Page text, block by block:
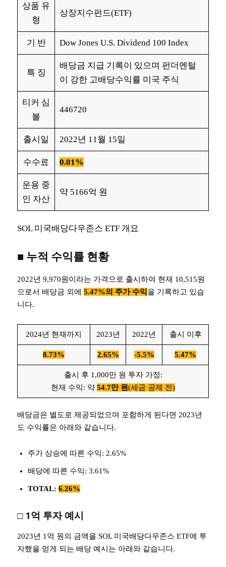
상품 유
형
상장지수펀드(ETF)
기 반 Dow Jones U.S. Dividend 100 Index
특 징
배당금 지급 기록이 있으며 펀더멘털
이 강한 고배당수익률 미국 주식
티커 심
볼
446720
출시일 2022년 11월 15일
수수료 0.01%
운용 중
인 자산
약 5166억 원
SOL 미국배당다우존스 ETF 개요
■ 누적 수익률 현황
2022년 9,970원이라는 가격으로 출시하여 현재 10,515원
으로서 배당금 외에 5.47%의 주가 수익을 기록하고 있습
니다.
2024년 현재까지 2023년 2022년 출시 이후
8.73% 2.65% -5.5% 5.47%
출시 후 1,000만 원 투자 가정:
현재 수익: 약 54.7만 원(세금 공제 전)
배당금은 별도로 제공되었으며 포함하게 된다면 2023년
도 수익률은 아래와 같습니다.
주가 상승에 따른 수익: 2.65%
배당에 따른 수익: 3.61%
TOTAL: 6.26%
□ 1억 투자 예시
2023년 1억 원의 금액을 SOL 미국배당다우존스 ETF에 투
자했을 얻게 되는 배당 예시는 아래와 같습니다.